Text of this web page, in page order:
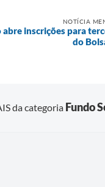
NOTÍCIA
abre inscrições para
do
da categoria Fundo